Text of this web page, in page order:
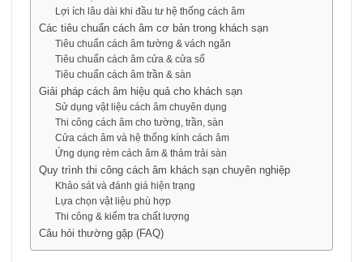
Lợi ích lâu dài khi đầu tư hệ thống cách âm
Các tiêu chuẩn cách âm cơ bản trong khách sạn
Tiêu chuẩn cách âm tường & vách ngăn
Tiêu chuẩn cách âm cửa & cửa sổ
Tiêu chuẩn cách âm trần & sàn
Giải pháp cách âm hiệu quả cho khách sạn
Sử dụng vật liệu cách âm chuyên dụng
Thi công cách âm cho tường, trần, sàn
Cửa cách âm và hệ thống kính cách âm
Ứng dụng rèm cách âm & thảm trải sàn
Quy trình thi công cách âm khách sạn chuyên nghiệp
Khảo sát và đánh giá hiện trạng
Lựa chọn vật liệu phù hợp
Thi công & kiểm tra chất lượng
Câu hỏi thường gặp (FAQ)